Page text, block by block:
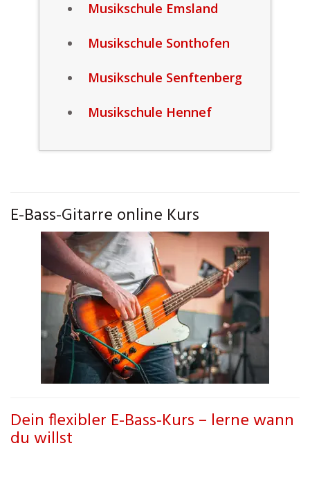
Musikschule Emsland
Musikschule Sonthofen
Musikschule Senftenberg
Musikschule Hennef
E-Bass-Gitarre online Kurs
Dein flexibler E-Bass-Kurs – lerne wann
du willst